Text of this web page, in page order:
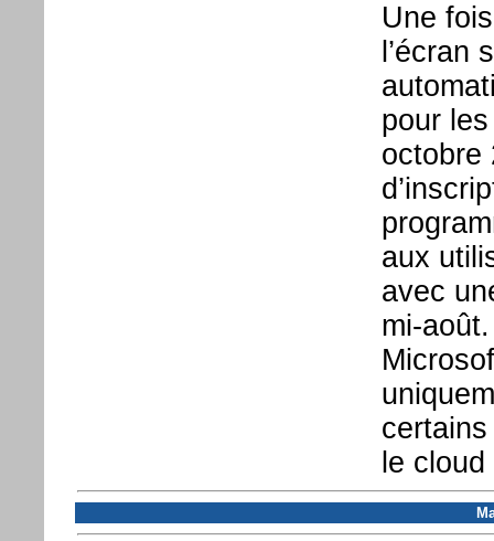
Une
l’écran
pour
octobre
aux
avec
mi-
le cloud